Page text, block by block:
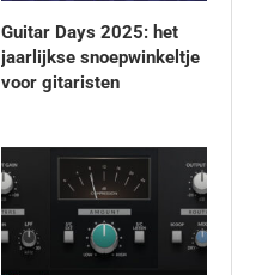
Guitar Days 2025: het
jaarlijkse snoepwinkeltje
voor gitaristen